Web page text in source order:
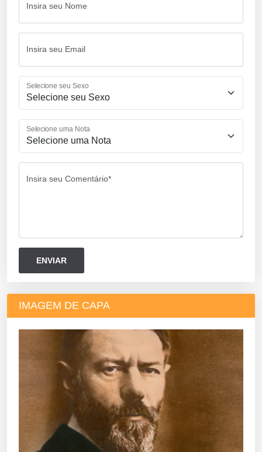
Insira seu Nome
Insira seu Email
Selecione seu Sexo
Selecione uma Nota
Insira seu Comentário*
IMAGEM DE CAPA